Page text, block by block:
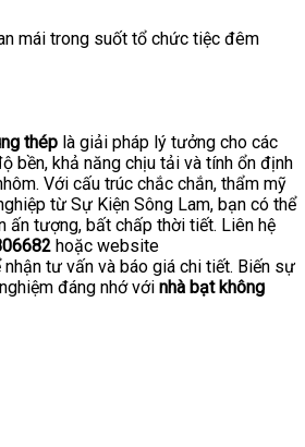
mái trong suốt tổ chức tiệc đêm
thép là giải pháp lý tưởng cho các
bền, khả năng chịu tải và tính ổn định
Với cấu trúc chắc chắn, thẩm mỹ
từ Sự Kiện Sông Lam, bạn có thể
ấn tượng, bất chấp thời tiết. Liên hệ
hoặc website
nhận tư vấn và báo giá chi tiết. Biến sự
đáng nhớ với nhà bạt không